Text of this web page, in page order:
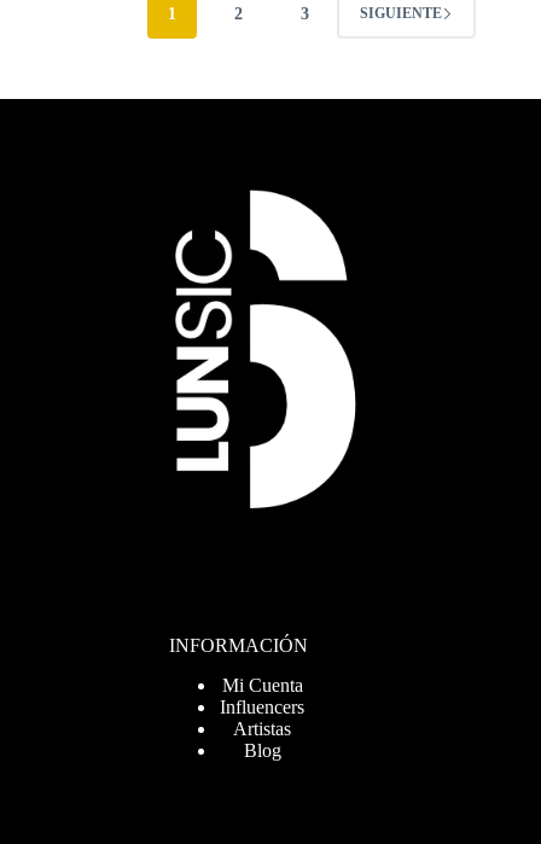
1 2 3 SIGUIENTE
INFORMACIÓN
Mi Cuenta
Influencers
Artistas
Blog